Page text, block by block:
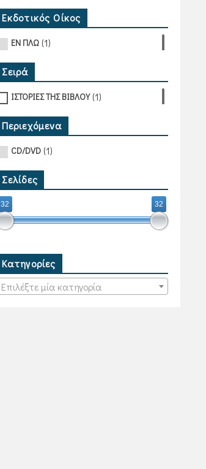
Εκδοτικός Οίκος
ΕΝ ΠΛΩ(1)
Σειρά
ΙΣΤΟΡΙΕΣ ΤΗΣ ΒΙΒΛΟΥ(1)
Περιεχόμενα
CD/DVD(1)
Σελίδες
32 32
Κατηγορίες
Επιλέξτε μία κατηγορία